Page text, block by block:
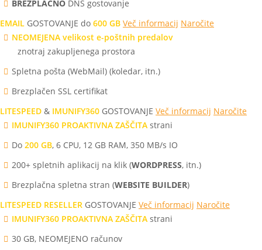
BREZPLAČNODNS gostovanje
EMAIL GOSTOVANJE do 600 GB Več informacij Naročite
NEOMEJENA velikost e-poštnih predalov
znotraj zakupljenega prostora
Spletna pošta (WebMail) (koledar, itn.)
Brezplačen SSL certifikat
LITESPEED & IMUNIFY360 GOSTOVANJE Več informacij Naročite
IMUNIFY360 PROAKTIVNA ZAŠČITAstrani
Do 200 GB, 6 CPU, 12 GB RAM, 350 MB/s IO
200+ spletnih aplikacij na klik (WORDPRESS, itn.)
Brezplačna spletna stran (WEBSITE BUILDER)
LITESPEED RESELLER GOSTOVANJE Več informacij Naročite
IMUNIFY360 PROAKTIVNA ZAŠČITAstrani
30 GB, NEOMEJENO računov